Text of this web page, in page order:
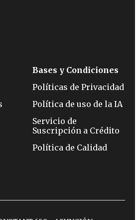
Bases y Condiciones
Políticas de Privacidad
Política de uso de la IA
Servicio de
Suscripción a Crédito
Política de Calidad